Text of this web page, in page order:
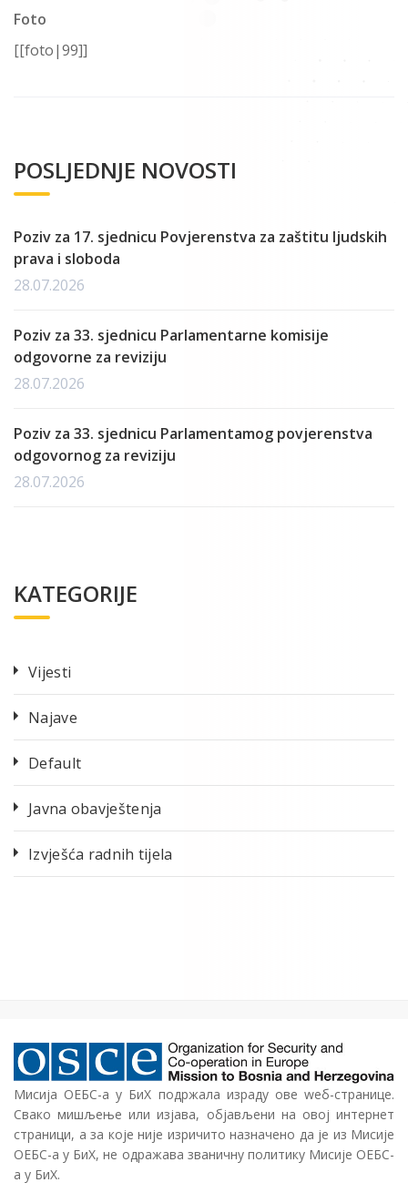
Foto
[[foto|99]]
POSLJEDNJE NOVOSTI
Poziv za 17. sjednicu Povjerenstva za zaštitu ljudskih
prava i sloboda
28.07.2026
Poziv za 33. sjednicu Parlamentarne komisije
odgovorne za reviziju
28.07.2026
Poziv za 33. sjednicu Parlamentamog povjerenstva
odgovornog za reviziju
28.07.2026
KATEGORIJE
Vijesti
Najave
Default
Javna obavještenja
Izvješća radnih tijela
Мисија ОЕБС-а у БиХ подржала израду ове wеб-странице.
Свако мишљење или изјава, објављени на овој интернет
страници, а за које није изричито назначено да је из Мисије
ОЕБС-а у БиХ, не одражава званичну политику Мисије ОЕБС-
а у БиХ.